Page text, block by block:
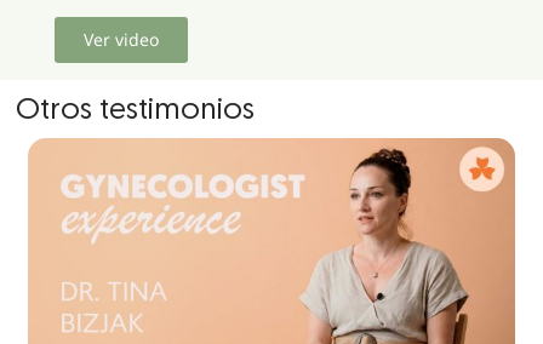
Ver video
Otros testimonios